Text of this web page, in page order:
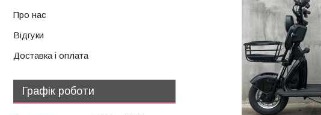
Про нас
Відгуки
Доставка і оплата
Графік роботи